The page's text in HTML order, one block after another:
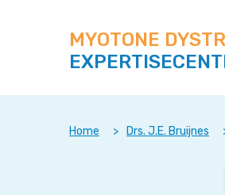
naar
content
deze
site
MYOTONE
Home > Drs. J.E. Bruijnes